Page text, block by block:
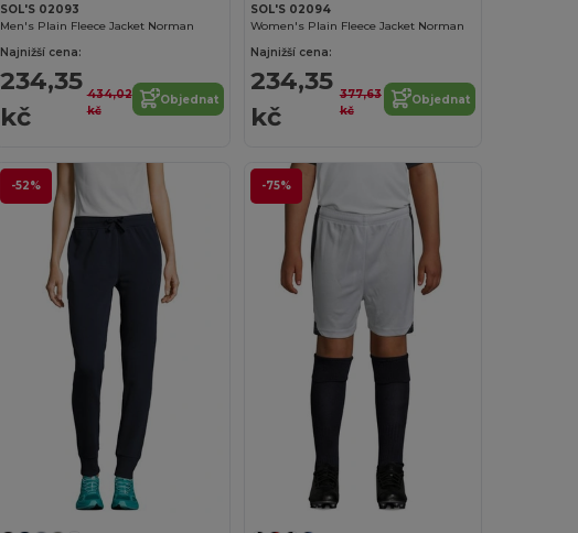
SOL'S 02093
Men's Plain Fleece Jacket Norman
Najnižší cena:
234,35
kč
434,02
kč
Objednat
SOL'S 02094
Women's Plain Fleece Jacket Norman
Najnižší cena:
234,35
kč
377,63
kč
Objednat
-52% -75%